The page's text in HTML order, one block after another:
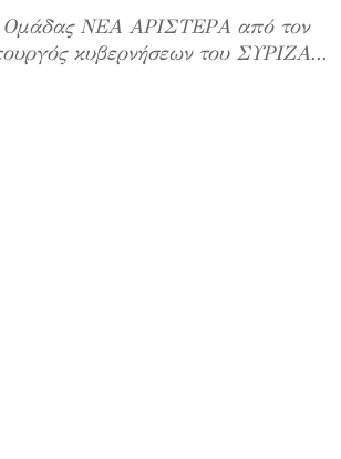
Ομάδας ΝΕΑ ΑΡΙΣΤΕΡΑ από τον
κυβερνήσεων του ΣΥΡΙΖΑ...